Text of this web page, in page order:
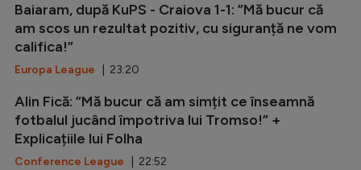
Baiaram, după KuPS - Craiova 1-1: ”Mă bucur că
am scos un rezultat pozitiv, cu siguranță ne vom
califica!”
Europa League | 23:20
Alin Fică: ”Mă bucur că am simțit ce înseamnă
fotbalul jucând împotriva lui Tromso!” +
Explicațiile lui Folha
Conference League | 22:52